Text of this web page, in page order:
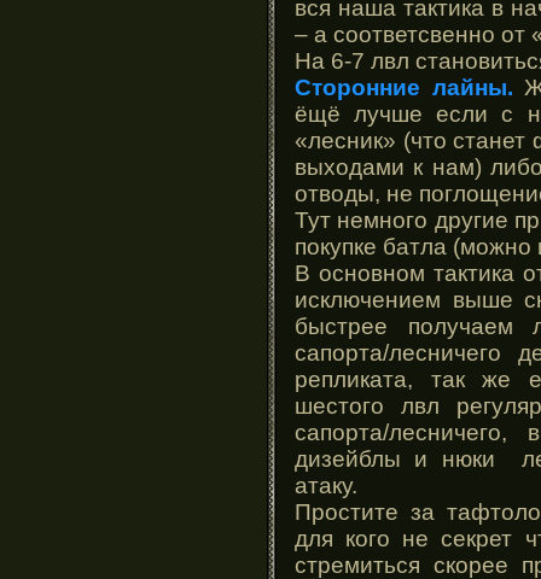
вся наша тактика в
– а соответсвенно от
На 6-7 лвл
Сторонние лайны.
ёщё лучше если с
«лесник» (что
выходами к нам)
отводы, не
Тут немного другие
покупке батла (можно
В основном тактика
исключением выше
быстрее
сапорта/лесничего
репликата, так же
шестого лвл
сапорта/
дизейблы и нюки
атаку.
Простите за
для кого не секрет
стремиться скорее